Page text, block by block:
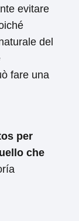
evitare
del
fare una
per
che